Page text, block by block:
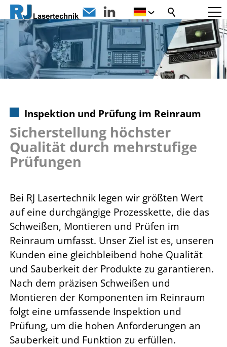
Inspektion und Prüfung im Reinraum
Sicherstellung höchster
Qualität durch mehrstufige
Prüfungen
Bei RJ Lasertechnik legen wir größten Wert
auf eine durchgängige Prozesskette, die das
Schweißen, Montieren und Prüfen im
Reinraum umfasst. Unser Ziel ist es, unseren
Kunden eine gleichbleibend hohe Qualität
und Sauberkeit der Produkte zu garantieren.
Nach dem präzisen Schweißen und
Montieren der Komponenten im Reinraum
folgt eine umfassende Inspektion und
Prüfung, um die hohen Anforderungen an
Sauberkeit und Funktion zu erfüllen.